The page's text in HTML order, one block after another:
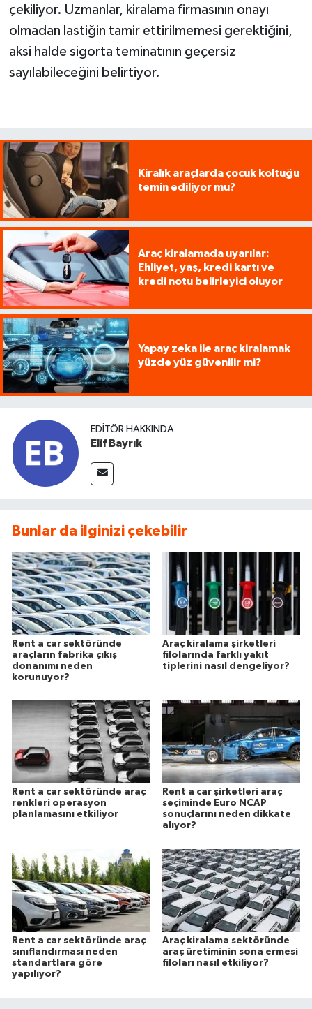
çekiliyor. Uzmanlar, kiralama firmasının onayı
olmadan lastiğin tamir ettirilmemesi gerektiğini,
aksi halde sigorta teminatının geçersiz
sayılabileceğini belirtiyor.
Kiralık araçlarda çocuk koltuğu
temin ediliyor mu?
Araç kiralamada uyarılar:
Ehliyet, yaş, kredi kartı ve
kredi notu belirleyici oluyor
Yapay zeka ile araç kiralamak
yüzde yüz güvenilir mi?
EDITÖR HAKKINDA
Elif Bayrık
Bunlar da ilginizi çekebilir
Rent a car sektöründe
araçların fabrika çıkış
donanımı neden
korunuyor?
Araç kiralama şirketleri
filolarında farklı yakıt
tiplerini nasıl dengeliyor?
Rent a car sektöründe araç
renkleri operasyon
planlamasını etkiliyor
Rent a car şirketleri araç
seçiminde Euro NCAP
sonuçlarını neden dikkate
alıyor?
Rent a car sektöründe araç
sınıflandırması neden
standartlara göre
yapılıyor?
Araç kiralama sektöründe
araç üretiminin sona ermesi
filoları nasıl etkiliyor?